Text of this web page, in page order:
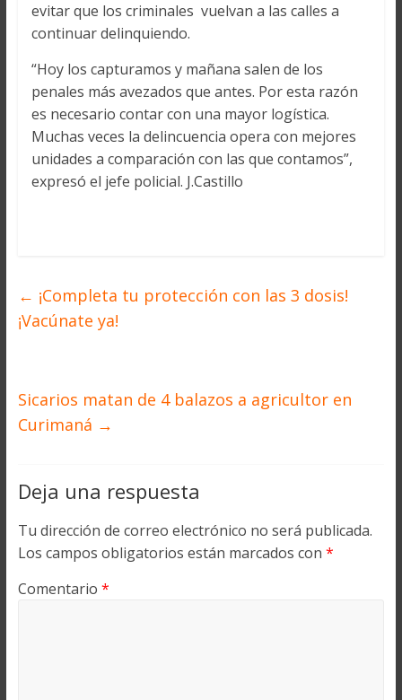
evitar que los criminales vuelvan a las calles a
continuar delinquiendo.
“Hoy los capturamos y mañana salen de los
penales más avezados que antes. Por esta razón
es necesario contar con una mayor logística.
Muchas veces la delincuencia opera con mejores
unidades a comparación con las que contamos”,
expresó el jefe policial. J.Castillo
← ¡Completa tu protección con las 3 dosis!
¡Vacúnate ya!
Sicarios matan de 4 balazos a agricultor en
Curimaná →
Deja una respuesta
Tu dirección de correo electrónico no será publicada.
Los campos obligatorios están marcados con *
Comentario *